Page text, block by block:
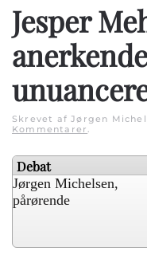
Jesper
Skrevet af Jørgen
Kommentarer.
Debat
Jørgen Michelsen,
pårørende